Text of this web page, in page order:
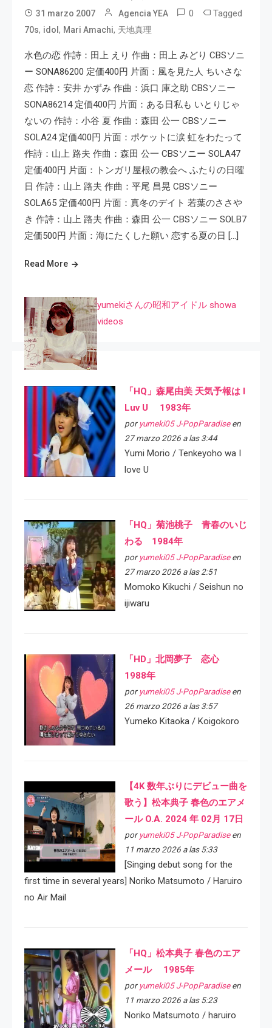
31 marzo 2007 Agencia YEA 0 Tagged
70s, idol, Mari Amachi, 天地真理
水色の恋 作詩：田上 えり 作曲：田上 みどり CBSソニ
ー SONA86200 定価400円 片面：風を見た人 ちいさな
恋 作詩：安井 かずみ 作曲：浜口 庫之助 CBSソニー
SONA86214 定価400円 片面：ある日私も いとりじゃ
ないの 作詩：小谷 夏 作曲：森田 公一 CBSソニー
SOLA24 定価400円 片面：ポケットに涙 虹をわたって
作詩：山上 路夫 作曲：森田 公一 CBSソニー SOLA47
定価400円 片面：トンガリ屋根の教会へ ふたりの日曜
日 作詩：山上 路夫 作曲：平尾 昌晃 CBSソニー
SOLA65 定価400円 片面：真冬のデイト 若葉のささや
き 作詩：山上 路夫 作曲：森田 公一 CBSソニー SOLB7
定価500円 片面：海にたくした願い 恋する夏の日 […]
Read More
yumekiさんの昭和アイドル showa
videos
「HQ」森尾由美 天気予報は I
Luv U 1983年
por yumeki05 J-PopParadiseen
27 marzo 2026 a las 3:44
Yumi Morio / Tenkeyoho wa I
love U
「HQ」菊池桃子 青春のいじ
わる 1984年
por yumeki05 J-PopParadiseen
27 marzo 2026 a las 2:51
Momoko Kikuchi / Seishun no
ijiwaru
「HD」北岡夢子 恋心
1988年
por yumeki05 J-PopParadiseen
26 marzo 2026 a las 3:57
Yumeko Kitaoka / Koigokoro
【4K 数年ぶりにデビュー曲を
歌う】松本典子 春色のエアメ
ール O.A. 2024 年 02月 17日
por yumeki05 J-PopParadiseen
11 marzo 2026 a las 5:33
[Singing debut song for the
first time in several years] Noriko Matsumoto / Haruiro
no Air Mail
「HQ」松本典子 春色のエア
メール 1985年
por yumeki05 J-PopParadiseen
11 marzo 2026 a las 5:23
Noriko Matsumoto / haruiro